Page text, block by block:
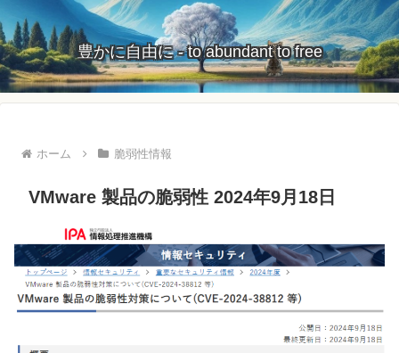
豊かに自由に - to abundant to free
ホーム 脆弱性情報
VMware 製品の脆弱性 2024年9月18日